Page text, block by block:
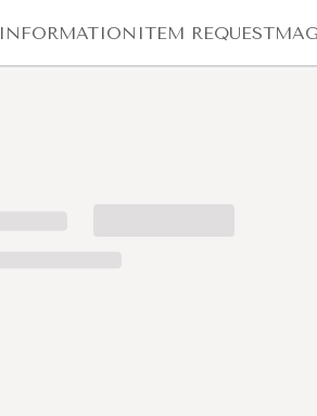
INFORMATION ITEM REQUEST